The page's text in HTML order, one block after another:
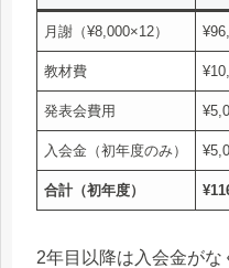
月謝（¥8,000×12）
教材費
発表会費用
入会金（初年度のみ）
合計（初年度）
2年目以降は入会金がな